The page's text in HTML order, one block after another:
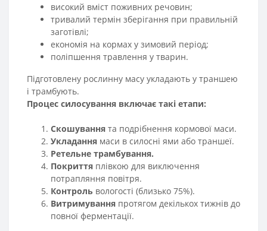
високий вміст поживних речовин;
тривалий термін зберігання при правильній
заготівлі;
економія на кормах у зимовий період;
поліпшення травлення у тварин.
Підготовлену рослинну масу укладають у траншею
і трамбують.
Процес силосування включає такі етапи:
Скошування та подрібнення кормової маси.
Укладання маси в силосні ями або траншеї.
Ретельне трамбування.
Покриття плівкою для виключення
потрапляння повітря.
Контроль вологості (близько 75%).
Витримування протягом декількох тижнів до
повної ферментації.